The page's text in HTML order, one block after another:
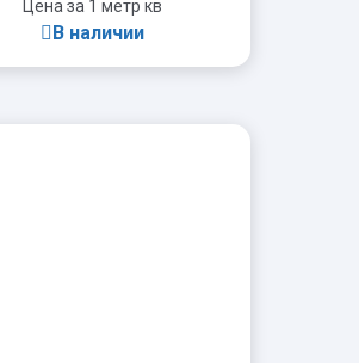
Цена за 1 метр кв
В наличии